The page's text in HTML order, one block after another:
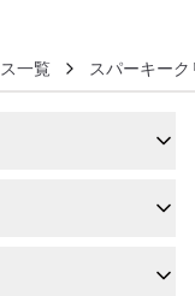
一覧 スパーキー